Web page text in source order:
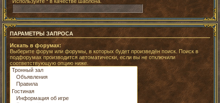
ПАРАМЕТРЫ ЗАПРОСА
Искать в форумах:
Выберите форум или форумы, в которых будет произведён поиск. Поиск в
подфорумах производится автоматически, если вы не отключили
соответствующую опцию ниже.